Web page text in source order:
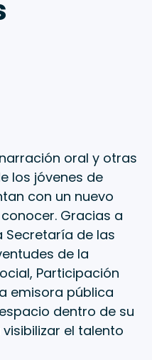
oral y otras
los jóvenes de
con un nuevo
Gracias a
Secretaría de las
de la
Participación
emisora pública
dentro de su
el talento